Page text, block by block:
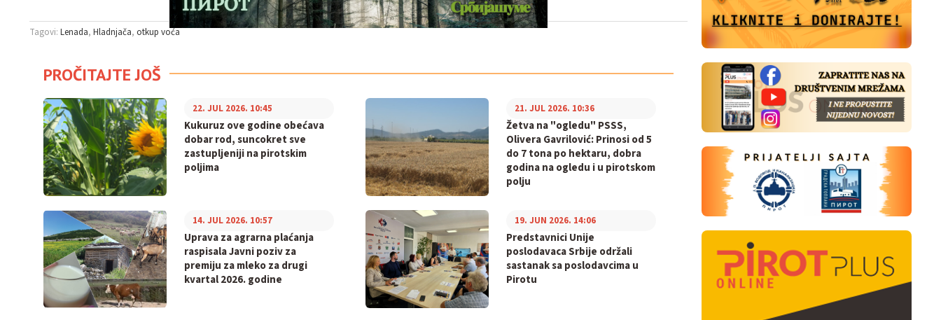
Tagovi: Lenada Hladnjača otkup voća
PROČITAJTE JOŠ
Kukuruz ove godine obećava
dobar rod, suncokret sve
zastupljeniji na pirotskim
poljima
22. JUL 2026. 10:45
Žetva na "ogledu" PSSS,
Olivera Gavrilović: Prinosi od 5
do 7 tona po hektaru, dobra
godina na ogledu i u pirotskom
polju
21. JUL 2026. 10:36
Uprava za agrarna plaćanja
raspisala Javni poziv za
premiju za mleko za drugi
kvartal 2026. godine
14. JUL 2026. 10:57
Predstavnici Unije
poslodavaca Srbije održali
sastanak sa poslodavcima u
Pirotu
19. JUN 2026. 14:06